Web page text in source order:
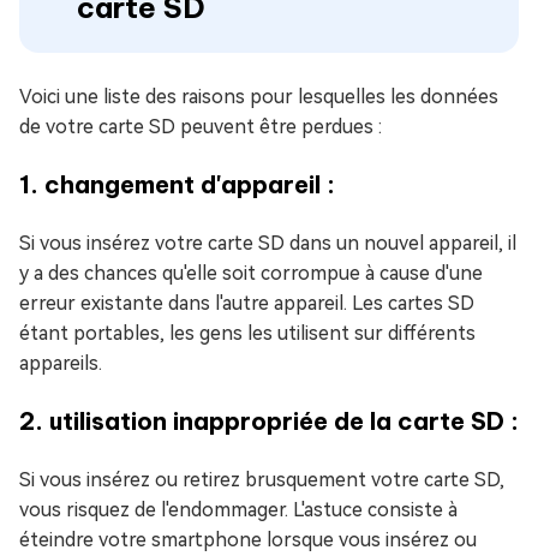
carte SD
Voici une liste des raisons pour lesquelles les données
de votre carte SD peuvent être perdues :
1. changement d'appareil :
Si vous insérez votre carte SD dans un nouvel appareil, il
y a des chances qu'elle soit corrompue à cause d'une
erreur existante dans l'autre appareil. Les cartes SD
étant portables, les gens les utilisent sur différents
appareils.
2. utilisation inappropriée de la carte SD :
Si vous insérez ou retirez brusquement votre carte SD,
vous risquez de l'endommager. L'astuce consiste à
éteindre votre smartphone lorsque vous insérez ou